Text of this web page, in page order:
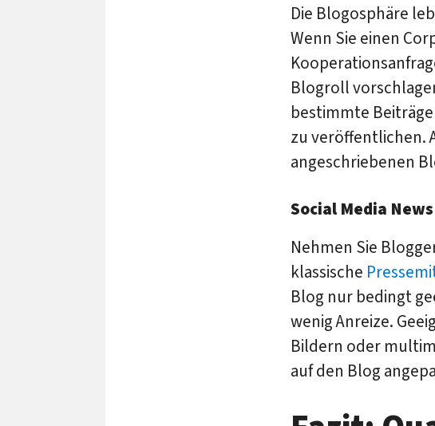
Die Blogosphäre
Wenn Sie einen
Blogroll
bestimmte
zu veröffentlichen.
angeschriebenen
Social Media
Nehmen Sie
klassische
Blog nur bedingt
wenig Anreize.
Bildern oder
auf den Blog